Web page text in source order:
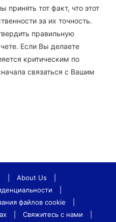
принять тот факт, что этот
за их точность.
правильную
Если Вы делаете
критическим по
связаться с Вашим
About Us
файлов cookie
Свяжитесь с нами